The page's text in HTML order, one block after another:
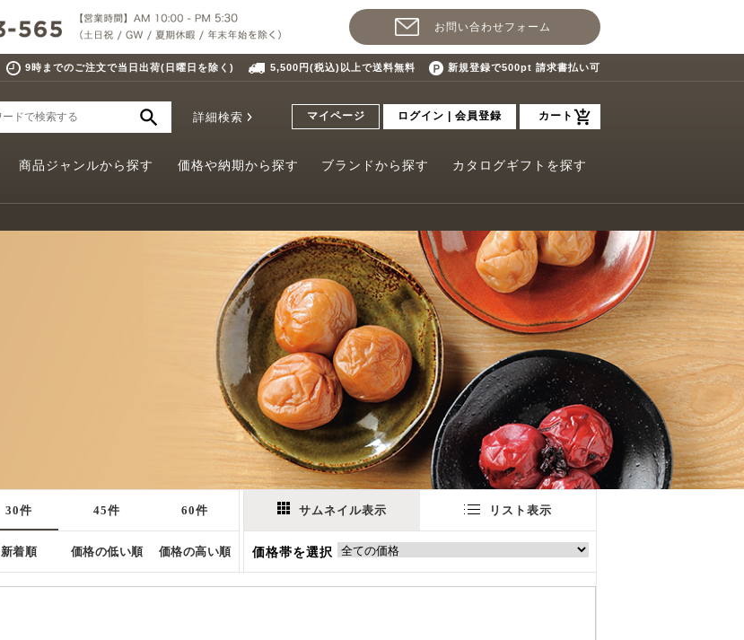
お問い合わせフォーム
9時までのご注文で当日出荷(日曜日を除く) 5,500円(税込)以上で送料無料 新規登録で500pt 請求書払い可
詳細検索 マイページ ログイン | 会員登録 カート
商品ジャンルから探す 価格や納期から探す ブランドから探す カタログギフトを探す
30件 45件 60件
新着順 価格の低い順 価格の高い順
サムネイル表示 リスト表示
価格帯を選択